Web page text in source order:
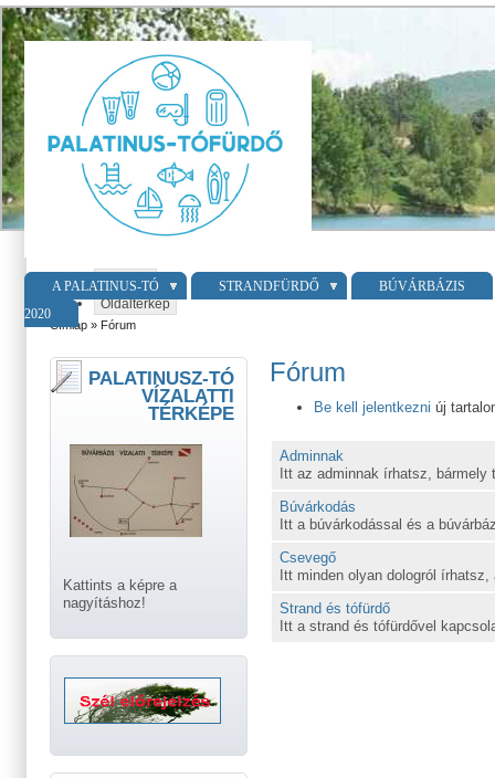
A PALATINUS-TÓ STRANDFÜRDŐ
BÚVÁRBÁZIS
2020
Belépés
Oldaltérkép
Címlap » Fórum
Fórum
Be kell jelentkezni új
Adminnak
Itt az adminnak írhatsz, bármely
Búvárkodás
Itt a búvárkodással és a
Csevegő
Itt minden olyan dologról
Strand és tófürdő
Itt a strand és tófürdővel
PALATINUSZ-TÓ
VÍZALATTI
TÉRKÉPE
Kattints a képre a
nagyításhoz!